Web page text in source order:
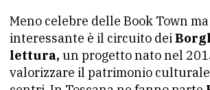
Meno celebre delle Book Town
interessante è il circuito dei
lettura, un progetto nato nel
valorizzare il patrimonio